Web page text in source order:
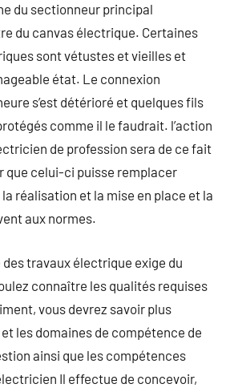
du sectionneur principal
du canvas électrique. Certaines
sont vétustes et vieilles et
état. Le connexion
s’est détérioré et quelques fils
comme il le faudrait. l’action
de profession sera de ce fait
que celui-ci puisse remplacer
réalisation et la mise en place et la
aux normes.
travaux électrique exige du
connaître les qualités requises
vous devrez savoir plus
les domaines de compétence de
ainsi que les compétences
Il effectue de concevoir,